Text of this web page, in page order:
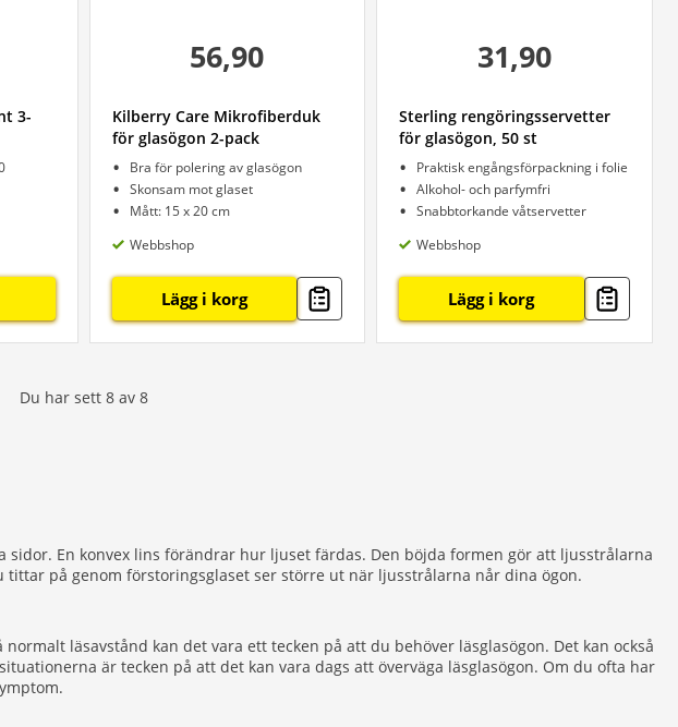
3-
56,90
Kilberry Care Mikrofiberduk
för glasögon 2-pack
Bra för polering av glasögon
Skonsam mot glaset
Mått: 15 x 20 cm
Webbshop
Lägg i korg
31,90
Sterling rengöringsservetter
för glasögon, 50 st
Praktisk engångsförpackning i folie
Alkohol- och parfymfri
Snabbtorkande våtservetter
Webbshop
Lägg i korg
Du har sett 8 av 8
En konvex lins förändrar hur ljuset färdas. Den böjda formen gör att ljusstrålarna
på genom förstoringsglaset ser större ut när ljusstrålarna når dina ögon.
läsavstånd kan det vara ett tecken på att du behöver läsglasögon. Det kan också
är tecken på att det kan vara dags att överväga läsglasögon. Om du ofta har